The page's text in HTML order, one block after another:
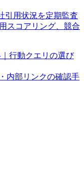
引用状況を定期監査
スコアリング、競合
行動クエリの選び
内部リンクの確認手